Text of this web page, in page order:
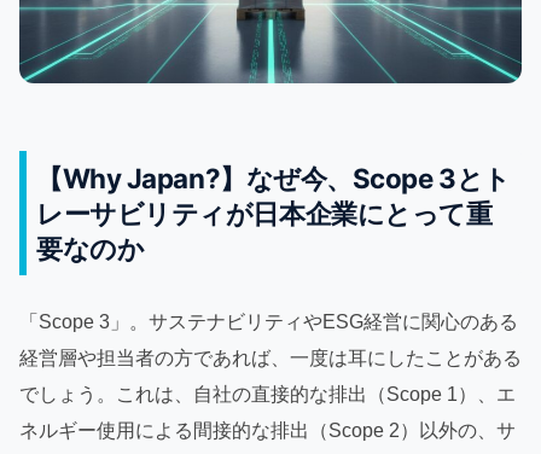
【Why Japan?】なぜ今、Scope 3とト
レーサビリティが日本企業にとって重
要なのか
「Scope 3」。サステナビリティやESG経営に関心のある
経営層や担当者の方であれば、一度は耳にしたことがある
でしょう。これは、自社の直接的な排出（Scope 1）、エ
ネルギー使用による間接的な排出（Scope 2）以外の、サ